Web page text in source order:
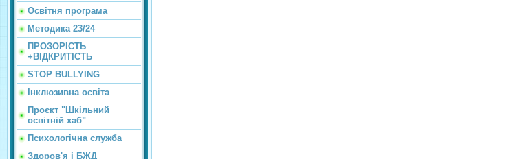
Освітня програма
Методика 23/24
ПРОЗОРІСТЬ
+ВІДКРИТІСТЬ
STOP BULLYING
Інклюзивна освіта
Проєкт "Шкільний
освітній хаб"
Психологічна служба
Здоров'я і БЖД